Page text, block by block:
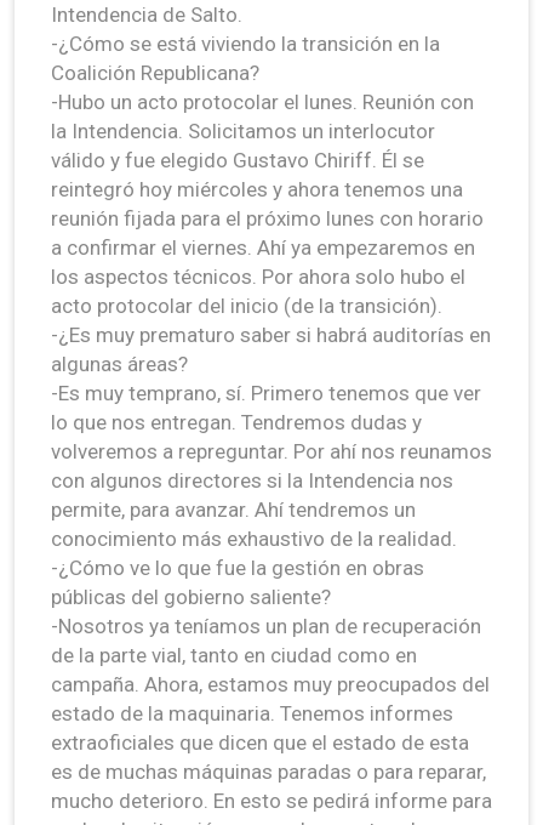
Intendencia de Salto.
-¿Cómo se está viviendo la transición en la
Coalición Republicana?
-Hubo un acto protocolar el lunes. Reunión con
la Intendencia. Solicitamos un interlocutor
válido y fue elegido Gustavo Chiriff. Él se
reintegró hoy miércoles y ahora tenemos una
reunión fijada para el próximo lunes con horario
a confirmar el viernes. Ahí ya empezaremos en
los aspectos técnicos. Por ahora solo hubo el
acto protocolar del inicio (de la transición).
-¿Es muy prematuro saber si habrá auditorías en
algunas áreas?
-Es muy temprano, sí. Primero tenemos que ver
lo que nos entregan. Tendremos dudas y
volveremos a repreguntar. Por ahí nos reunamos
con algunos directores si la Intendencia nos
permite, para avanzar. Ahí tendremos un
conocimiento más exhaustivo de la realidad.
-¿Cómo ve lo que fue la gestión en obras
públicas del gobierno saliente?
-Nosotros ya teníamos un plan de recuperación
de la parte vial, tanto en ciudad como en
campaña. Ahora, estamos muy preocupados del
estado de la maquinaria. Tenemos informes
extraoficiales que dicen que el estado de esta
es de muchas máquinas paradas o para reparar,
mucho deterioro. En esto se pedirá informe para